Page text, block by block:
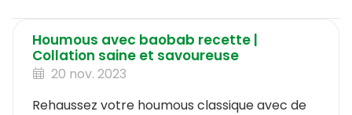
Houmous avec baobab recette |
Collation saine et savoureuse
20 nov. 2023
Rehaussez votre houmous classique avec de